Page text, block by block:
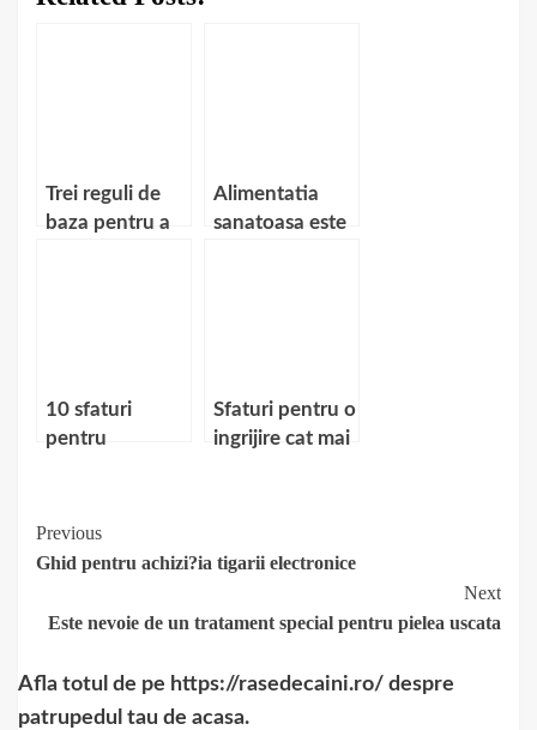
Trei reguli de
baza pentru a
Alimentatia
sanatoasa este
10 sfaturi
pentru
unghiilor cu gel
Sfaturi pentru o
ingrijire cat mai
Continue
Reading
Previous
Ghid pentru achizi?ia tigarii electronice
Next
Este nevoie de un tratament special pentru pielea uscata
Afla totul de pe https://rasedecaini.ro/ despre
patrupedul tau de acasa.